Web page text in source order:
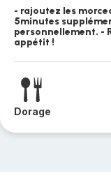
- rajoutez les
5minutes
personnellement. -
appétit !
Dorage